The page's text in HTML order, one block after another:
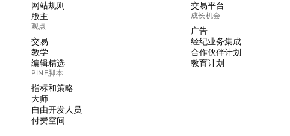
网站规则
版主
观点
交易
教学
编辑精选
PINE脚本
指标和策略
大师
自由开发人员
付费空间
交易平台
成长机会
广告
经纪业务集成
合作伙伴计划
教育计划